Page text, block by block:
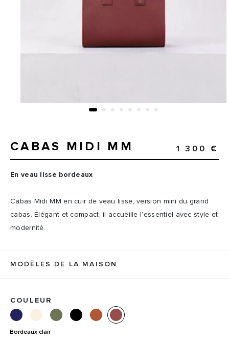
CABAS MIDI MM 1 300 €
En veau lisse bordeaux
Cabas Midi MM en cuir de veau lisse, version mini du grand
cabas. Élégant et compact, il accueille l’essentiel avec style et
modernité.
MODÈLES DE LA MAISON
COULEUR
Bordeaux clair